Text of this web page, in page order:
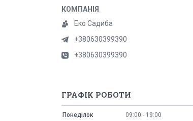
Еко Садиба
+380630399390
+380630399390
ГРАФІК РОБОТИ
Понеділок 09:00 19:00